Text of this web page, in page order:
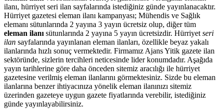
ilanı, hürriyet seri ilan sayfalarında istediğiniz günde yayınlanacaktır.
Hürriyet gazetesi eleman ilanı kampanyası; Mühendis ve Sağlık
elemanı sütunlarında 2 yayına 3 yayın ücretsiz olup, diğer tüm
eleman ilanı sütunlarında 2 yayına 5 yayın ücretsizdir. Hürriyet seri
ilan sayfalarında yayınlanan eleman ilanları, özellikle beyaz yakalı
ilanlarında hızlı sonuç vermektedir. Firmamız Ajans Yitik gazete ilan
sektöründe, sizlerin tercihleri neticesinde lider konumdadır. Aşağıda
yayın tarihlerine göre daha önceden sitemiz aracılığı ile hürriyet
gazetesine verilmiş eleman ilanlarını görmektesiniz. Sizde bu eleman
ilanlarına benzer ihtiyacınıza yönelik eleman ilanınızı sitemiz
üzerinden gazeteye uygun gazete fiyatlarında verebilir, istediğiniz
günde yayınlayabilirsiniz.